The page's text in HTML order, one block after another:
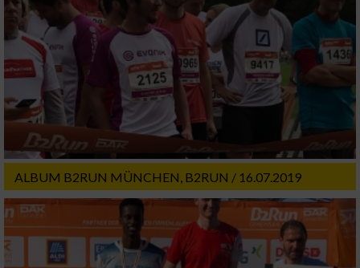
ALBUM B2RUN MÜNCHEN, B2RUN / 16.07.2019
Werbung
Verwendung von Profilen zur Auswahl
personalisierter Werbung
Erstellung von Profilen zur Personalisierung
von Inhalten
Verwendung von Profilen zur Auswahl
personalisierter Inhalte
Messung der Werbeleistung
Messung der Performance von Inhalten